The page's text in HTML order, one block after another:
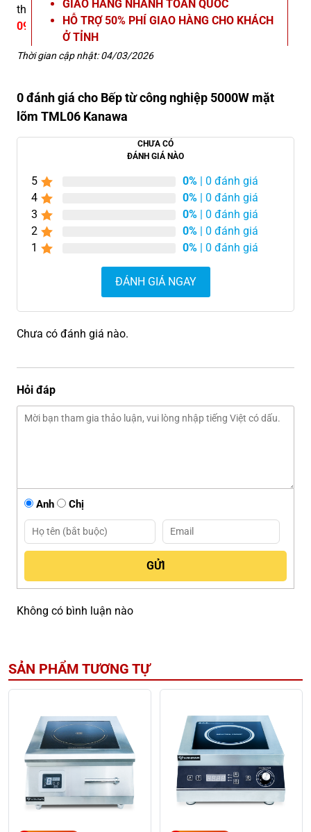
GIAO HÀNG NHANH TOÀN QUỐC
HỖ TRỢ 50% PHÍ GIAO HÀNG CHO KHÁCH
Ở TỈNH
TẶNG KÈM VOUCHER MUA HÀNG TRỊ GIÁ
HỖ TRỢ BẢO DƯỠNG, SỬA CHỮA TRỌN
ĐỜI
thêm thông tin chi tiết, vui lòng liên hệ Hotline
09666.23.666 .
Thời gian cập nhật: 04/03/2026
0 đánh giá cho Bếp từ công nghiệp 5000W mặt
lõm TML06 Kanawa
CHƯA CÓ
ĐÁNH GIÁ NÀO
5 0% | 0 đánh giá
4
0% | 0 đánh giá
3
0% | 0 đánh giá
2
0% | 0 đánh giá
1
0% | 0 đánh giá
ĐÁNH GIÁ NGAY
Chưa có đánh giá nào.
Hỏi đáp
Anh Chị
Không có bình luận nào
SẢN PHẨM TƯƠNG TỰ